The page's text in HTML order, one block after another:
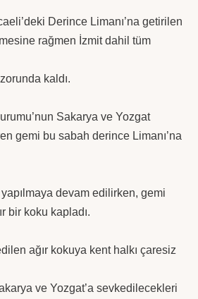
Derince Limanı’na getirilen
rağmen İzmit dahil tüm
kaldı.
Sakarya ve Yozgat
gemi bu sabah derince Limanı’na
devam edilirken, gemi
bir koku kapladı.
ağır kokuya kent halkı çaresiz
ve Yozgat’a sevkedilecekleri